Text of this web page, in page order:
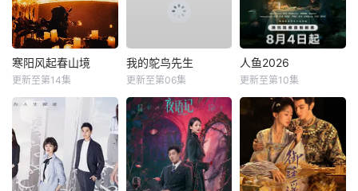
寒阳风起春山境
更新至第14集
我的鸵鸟先生
更新至第06集
人鱼2026
更新至第10集